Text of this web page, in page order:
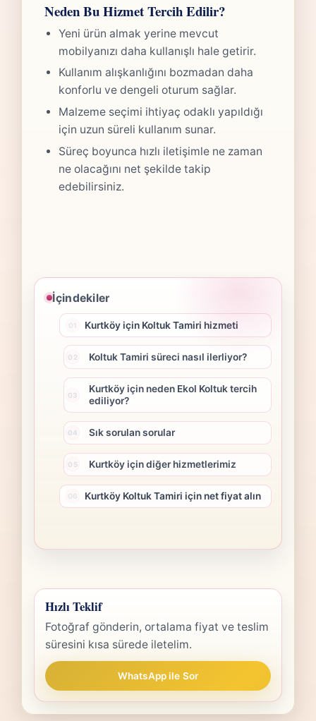
Neden Bu Hizmet Tercih Edilir?
Yeni ürün almak yerine mevcut
mobilyanızı daha kullanışlı hale getirir.
Kullanım alışkanlığını bozmadan daha
konforlu ve dengeli oturum sağlar.
Malzeme seçimi ihtiyaç odaklı yapıldığı
için uzun süreli kullanım sunar.
Süreç boyunca hızlı iletişimle ne zaman
ne olacağını net şekilde takip
edebilirsiniz.
İçindekiler
Kurtköy için Koltuk Tamiri hizmeti
Koltuk Tamiri süreci nasıl ilerliyor?
Kurtköy için neden Ekol Koltuk tercih
ediliyor?
Sık sorulan sorular
Kurtköy için diğer hizmetlerimiz
Kurtköy Koltuk Tamiri için net fiyat alın
Hızlı Teklif
Fotoğraf gönderin, ortalama fiyat ve teslim
süresini kısa sürede iletelim.
WhatsApp ile Sor